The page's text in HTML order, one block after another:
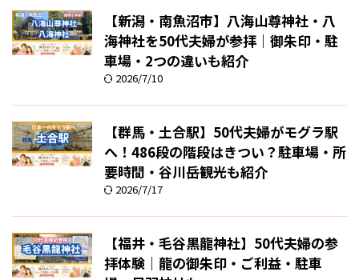
【新潟・南魚沼市】八海山尊神社・八
海神社を50代夫婦が参拝｜御朱印・駐
車場・2つの違いも紹介
2026/7/10
【群馬・土合駅】50代夫婦がモグラ駅
へ！486段の階段はきつい？駐車場・所
要時間・谷川岳観光も紹介
2026/7/17
【福井・毛谷黒龍神社】50代夫婦の参
拝体験｜龍の御朱印・ご利益・駐車